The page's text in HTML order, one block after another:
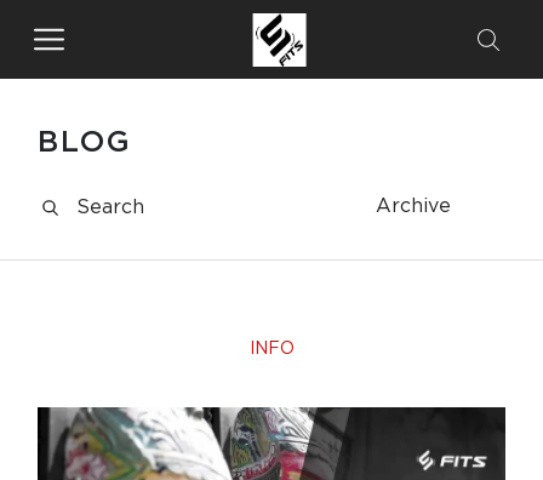
BLOG
Archive
INFO